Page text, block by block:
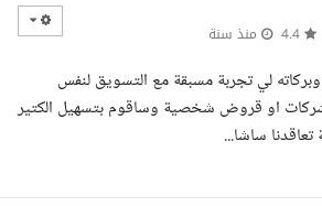
منذ سنة
لي تجربة مسبقة مع التسويق لنفس
او قروض شخصية وساقوم بتسهيل الكتير
ساشا...